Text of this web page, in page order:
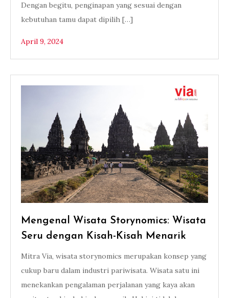
Dengan begitu, penginapan yang sesuai dengan
kebutuhan tamu dapat dipilih […]
April 9, 2024
Mengenal Wisata Storynomics: Wisata
Seru dengan Kisah-Kisah Menarik
Mitra Via, wisata storynomics merupakan konsep yang
cukup baru dalam industri pariwisata. Wisata satu ini
menekankan pengalaman perjalanan yang kaya akan